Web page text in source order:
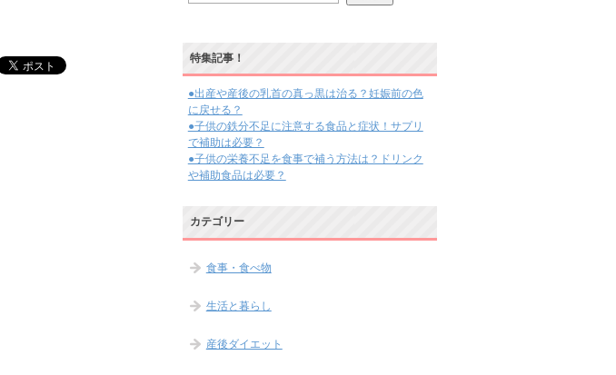
特集記事！
●出産や産後の乳首の真っ黒は治る？妊娠前の色
に戻せる？
●子供の鉄分不足に注意する食品と症状！サプリ
で補助は必要？
●子供の栄養不足を食事で補う方法は？ドリンク
や補助食品は必要？
カテゴリー
食事・食べ物
生活と暮らし
産後ダイエット